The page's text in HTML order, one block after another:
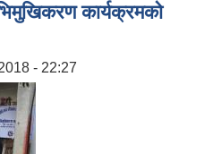
कार्यक्रमको
- 22:27